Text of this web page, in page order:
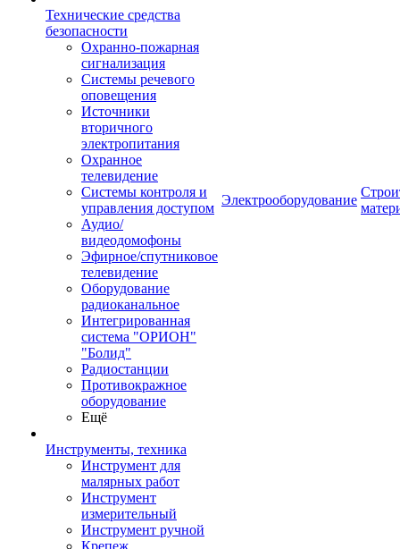
Технические средства
безопасности
Охранно-пожарная
сигнализация
Системы речевого
оповещения
Источники
вторичного
электропитания
Охранное
телевидение
Системы контроля и
управления доступом
Аудио/
видеодомофоны
Эфирное/спутниковое
телевидение
Оборудование
радиоканальное
Интегрированная
система "ОРИОН"
"Болид"
Радиостанции
Противокражное
оборудование
Ещё
Инструменты, техника
Инструмент для
малярных работ
Инструмент
измерительный
Инструмент ручной
Крепеж
Электрооборудование